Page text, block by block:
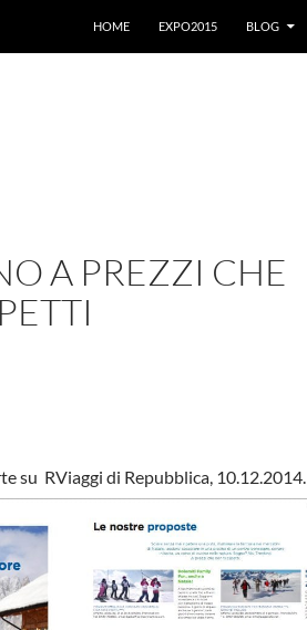
HOME
EXPO2015 BLOG
A PREZZI CHE
su RViaggi di Repubblica, 10.12.2014.